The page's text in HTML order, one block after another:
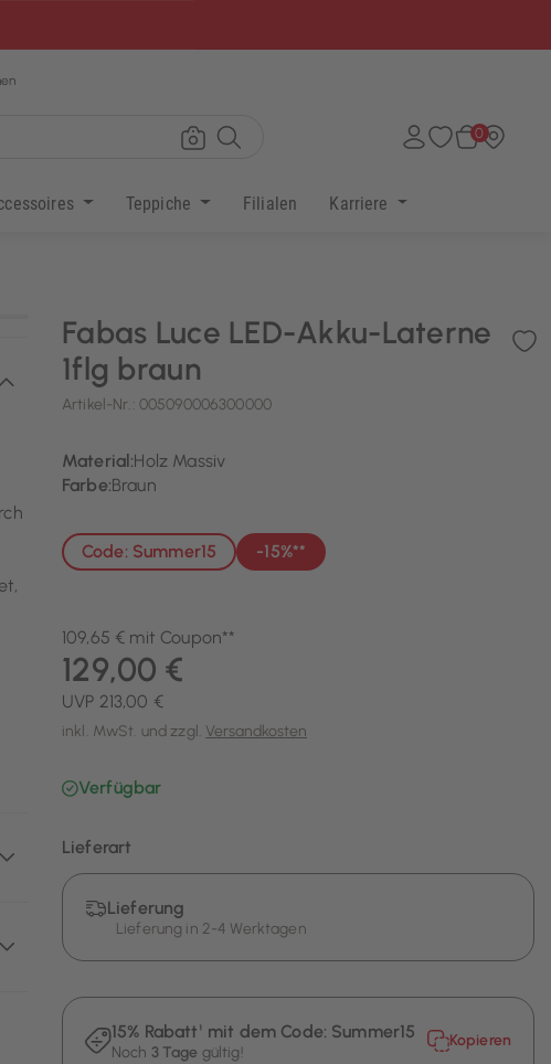
0
Teppiche Filialen Karriere
Fabas Luce LED-Akku-Laterne
1flg braun
Artikel-Nr.: 005090006300000
Material:Holz Massiv
Farbe:Braun
Code: Summer15 -15%**
109,65 € mit Coupon**
UVP 213,00 €
129,00 €
inkl. MwSt. und zzgl. Versandkosten
Verfügbar
Lieferart
Lieferung
Lieferung in 2-4 Werktagen
15% Rabatt¹ mit dem Code: Summer15
Noch 3 Tage gültig!
Kopieren